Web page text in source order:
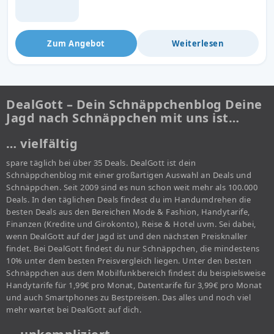
Zum Angebot Weiterlesen
DealGott – Dein Schnäppchenblog Deine
Jagd nach Schnäppchen mit uns ist…
… vielfältig
spare täglich bei über 35 Deals. DealGott ist dein
Schnäppchenblog mit einer großartigen Auswahl an Deals und
Schnäppchen. Seit 2009 sind es nun schon weit mehr als 100.000
Deals. In den täglichen Deals findest du im Handumdrehen die
besten Deals aus den Bereichen Mode & Fashion, Handytarife,
Finanzen (Kredite und Girokonto), Reise & Hotel uvm. Sei dabei,
wenn DealGott auf der Jagd ist und den nächsten Preisknaller
findet. Bei DealGott findest du nur Schnäppchen, die mindestens
10% unter dem besten Preisvergleich liegen. Unter den besten
Schnäppchen aus dem Mobilfunkbereich findest du beispielsweise
Handytarife für 1,99€ pro Monat, Datentarife für 3,99€ pro Monat
und auch Smartphones zu Bestpreisen. Das alles und noch viel
mehr wartet bei DealGott auf dich.